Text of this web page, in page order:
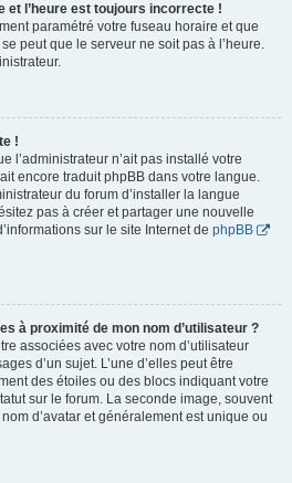
et l’heure est toujours incorrecte !
paramétré votre fuseau horaire et que
peut que le serveur ne soit pas à l’heure.
!
l’administrateur n’ait pas installé votre
encore traduit phpBB dans votre langue.
du forum d’installer la langue
pas à créer et partager une nouvelle
sur le site Internet de phpBB
à proximité de mon nom d’utilisateur ?
associées avec votre nom d’utilisateur
d’un sujet. L’une d’elles peut être
des étoiles ou des blocs indiquant votre
sur le forum. La seconde image, souvent
d’avatar et généralement est unique ou